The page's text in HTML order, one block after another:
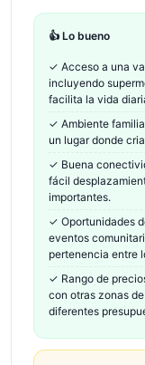
👍 Lo bueno
✓ Acceso a una
incluyendo
facilita la vida
✓ Ambiente
un lugar donde
✓ Buena
fácil
importantes.
✓ Oportunidades
eventos
pertenencia entre
✓ Rango de
con otras zonas
diferentes